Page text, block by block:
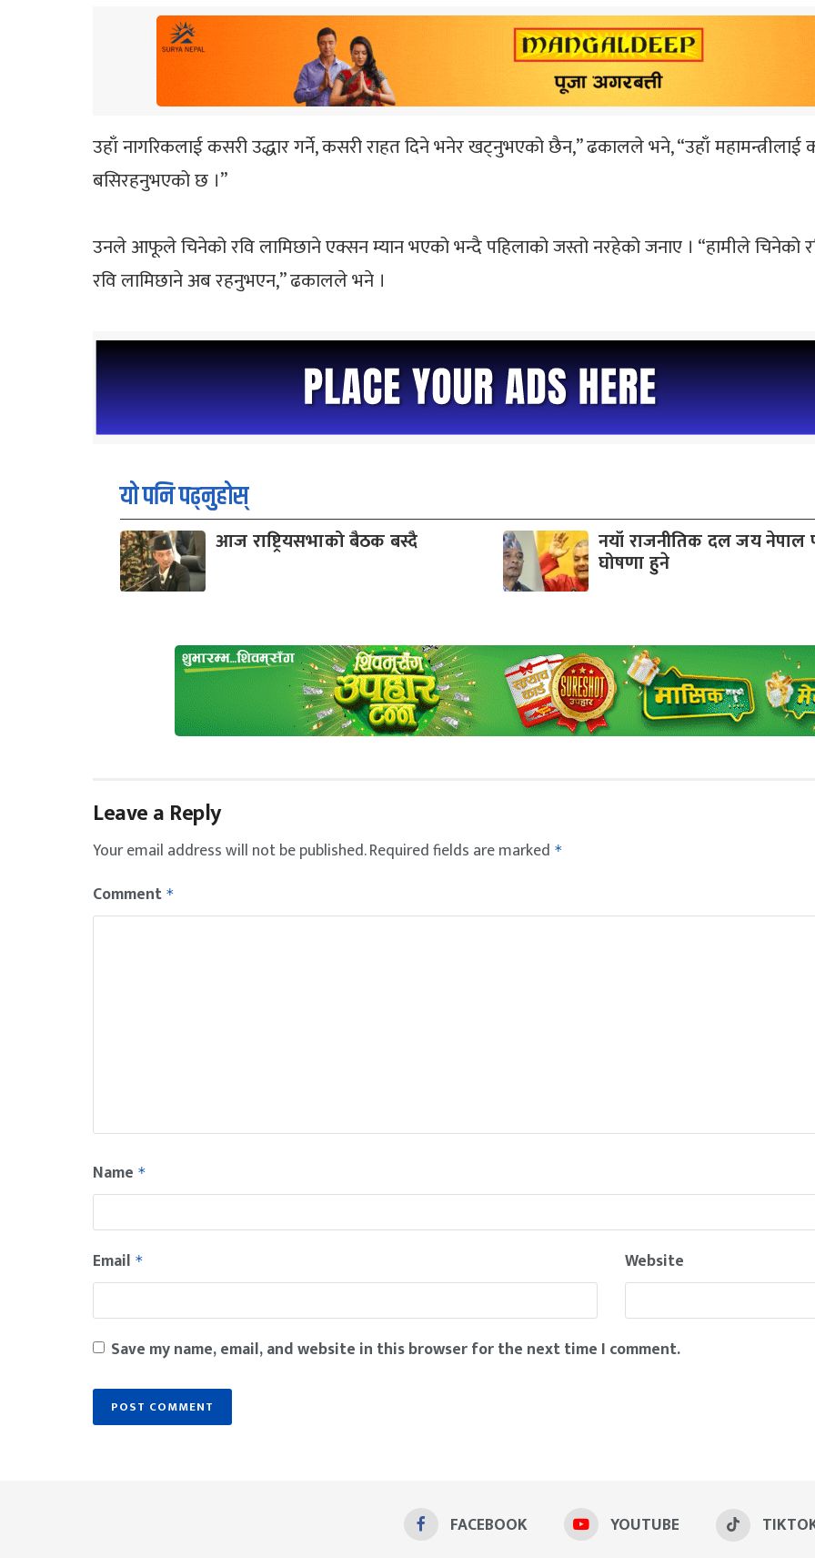
उहाँ नागरिकलाई कसरी उद्धार गर्ने, कसरी राहत दिने भनेर खट्नुभएको छैन,” ढकालले भने, “उहाँ महामन्त्रीलाई
बसिरहनुभएको छ ।”
उनले आफूले चिनेको रवि लामिछाने एक्सन म्यान भएको भन्दै पहिलाको जस्तो नरहेको जनाए । “हामीले चिनेको
रवि लामिछाने अब रहनुभएन,” ढकालले भने ।
यो पनि पढ्नुहोस्
आज राष्ट्रियसभाको बैठक बस्दै नयाँ राजनीतिक दल जय नेपाल
घोषणा हुने
Leave a Reply
Your email address will not be published.Required fields are marked *
Comment *
Name *
Email * Website
Save my name, email, and website in this browser for the next time I comment.
FACEBOOK YOUTUBE